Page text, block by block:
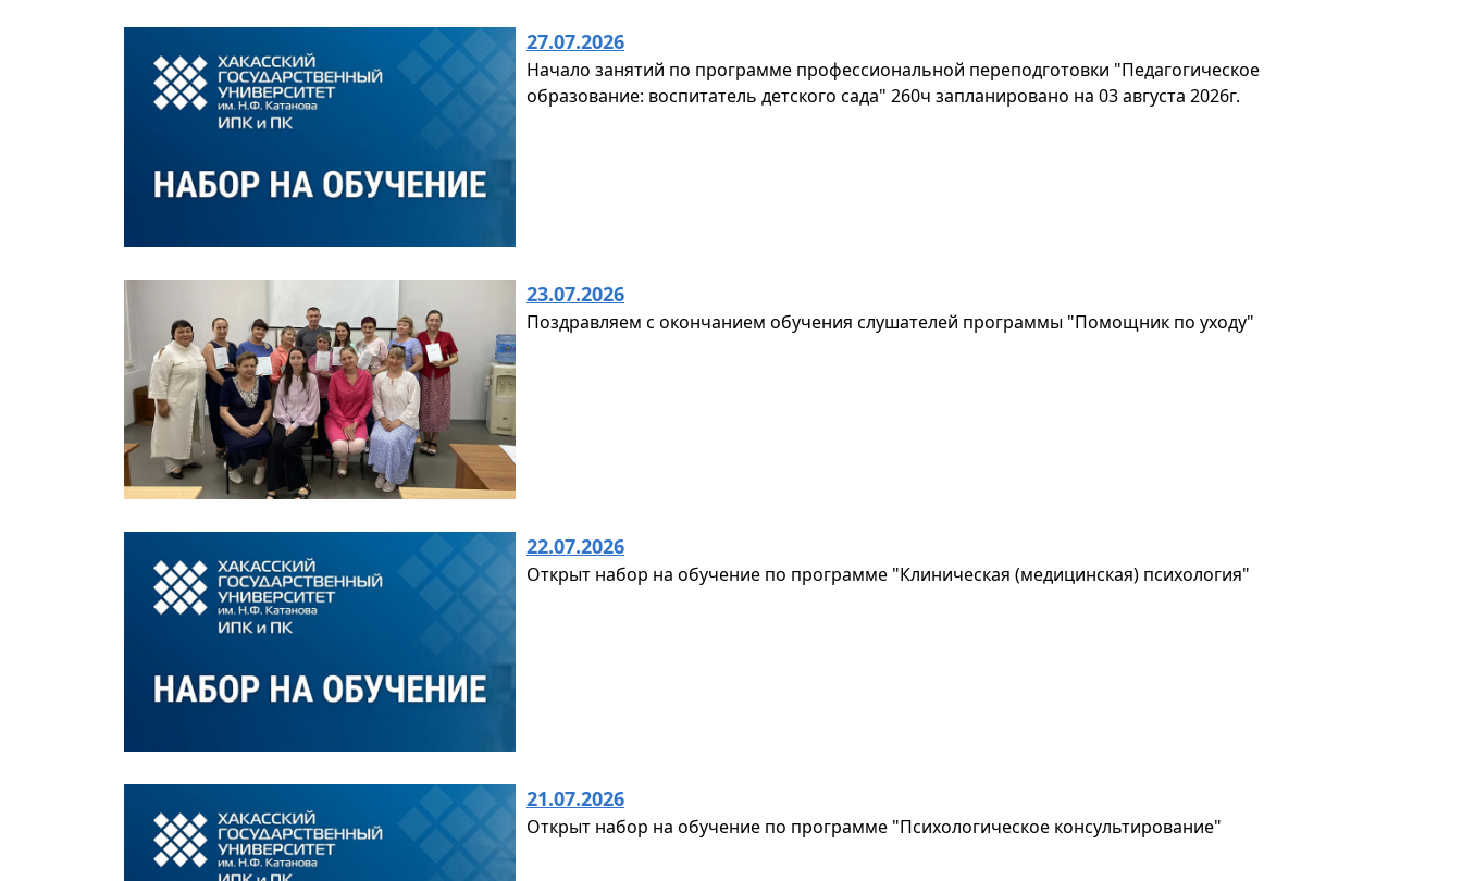
27.07.2026
Начало занятий по программе профессиональной переподготовки "Педагогическое
образование: воспитатель детского сада" 260ч запланировано на 03 августа 2026г.
23.07.2026
Поздравляем с окончанием обучения слушателей программы "Помощник по уходу"
22.07.2026
Открыт набор на обучение по программе "Клиническая (медицинская) психология"
21.07.2026
Открыт набор на обучение по программе "Психологическое консультирование"